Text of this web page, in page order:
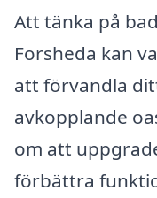
Att tänka på
Forsheda kan
att förvandla
avkopplande
om att
förbättra